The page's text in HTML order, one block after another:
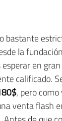
bastante
la
en
calificado.
, pero
venta flash